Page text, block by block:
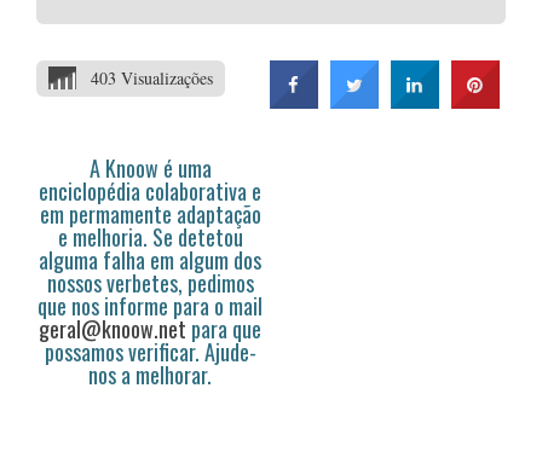
403 Visualizações
A Knoow é uma
enciclopédia colaborativa e
em permamente adaptação
e melhoria. Se detetou
alguma falha em algum dos
nossos verbetes, pedimos
que nos informe para o mail
geral@knoow.net para que
possamos verificar. Ajude-
nos a melhorar.